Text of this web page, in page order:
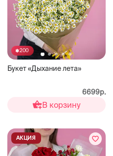
200
Букет «Дыхание лета»
6699р.
В корзину
АКЦИЯ